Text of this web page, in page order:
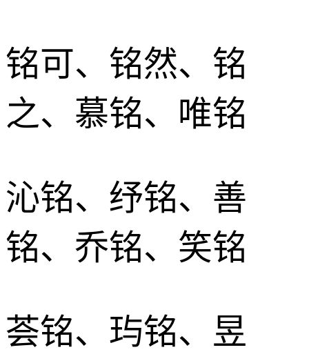
铭可、铭然、铭
之、慕铭、唯铭
沁铭、纾铭、善
铭、乔铭、笑铭
荟铭、玙铭、昱